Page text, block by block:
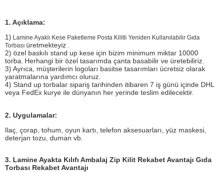
1. Açıklama:
1) Lamine Ayaklı Kese Paketleme Posta Kilitli Yeniden Kullanılabilir Gıda
Torbası üretmekteyiz .
2) özel baskılı stand up kese için bizim minimum miktar 10000
torba. Herhangi bir özel tasarımda çanta basabilir ve üretebiliriz.
3) Ayrıca, müşterilerin logoları basitse tasarımları ücretsiz olarak
yaratmalarına yardımcı oluruz.
4) Stand up torbalar sipariş tarihinden itibaren 7 iş günü içinde DHL
veya FedEx kurye ile dünyanın her yerinde teslim edilecektir.
2. Uygulamalar:
Ilaç, çorap, tohum, oyun kartı, telefon aksesuarları, yüz maskesi,
deterjan tozu, duman vb.
3. Lamine Ayakta Kılıfı Ambalaj Zip Kilit Rekabet Avantajı Gıda
Torbası Rekabet Avantajı